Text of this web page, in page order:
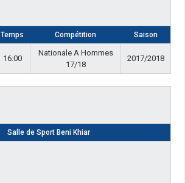
Temps Compétition Saison
16:00
Nationale A Hommes
17/18
2017/2018
Salle de Sport Beni Khiar